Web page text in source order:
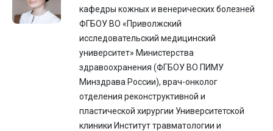
кафедры кожных и венерических болезней
ФГБОУ ВО «Приволжский
исследовательский медицинский
университет» Министерства
здравоохранения (ФГБОУ ВО ПИМУ
Минздрава России), врач-онколог
отделения реконструктивной и
пластической хирургии Университетской
клиники Институт травматологии и